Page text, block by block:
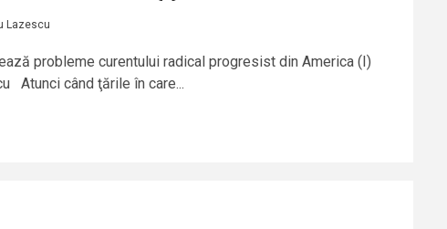
Lazescu
probleme curentului radical progresist din America (I)
Atunci când ţările în care...